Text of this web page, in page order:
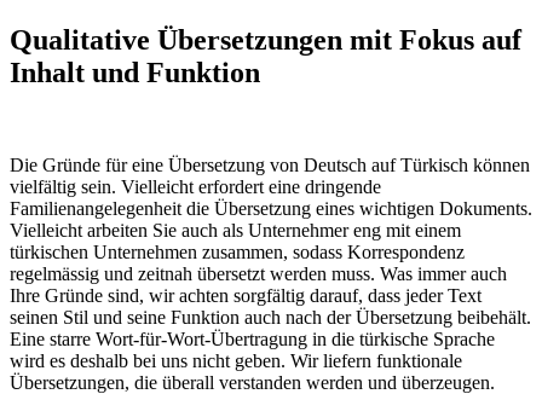
Qualitative Übersetzungen mit Fokus auf
Inhalt und Funktion
Die Gründe für eine Übersetzung von Deutsch auf Türkisch können
vielfältig sein. Vielleicht erfordert eine dringende
Familienangelegenheit die Übersetzung eines wichtigen Dokuments.
Vielleicht arbeiten Sie auch als Unternehmer eng mit einem
türkischen Unternehmen zusammen, sodass Korrespondenz
regelmässig und zeitnah übersetzt werden muss. Was immer auch
Ihre Gründe sind, wir achten sorgfältig darauf, dass jeder Text
seinen Stil und seine Funktion auch nach der Übersetzung beibehält.
Eine starre Wort-für-Wort-Übertragung in die türkische Sprache
wird es deshalb bei uns nicht geben. Wir liefern funktionale
Übersetzungen, die überall verstanden werden und überzeugen.